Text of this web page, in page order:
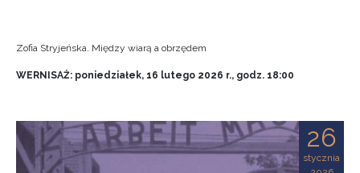
Zofia Stryjeńska. Między wiarą a obrzędem
WERNISAŻ: poniedziałek, 16 lutego 2026 r., godz. 18:00
26
stycznia